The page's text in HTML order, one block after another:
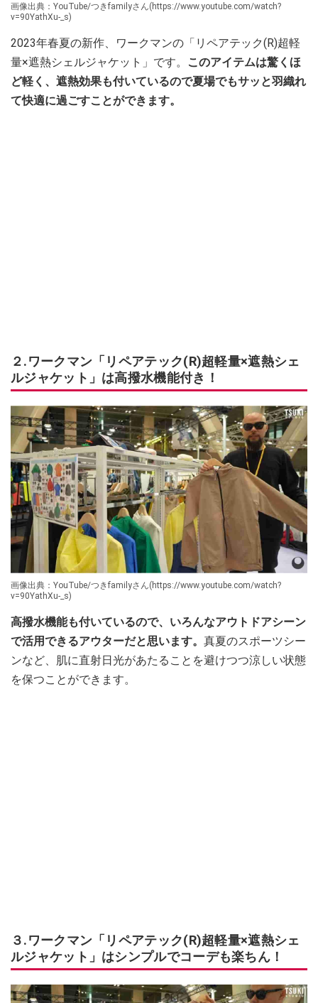
画像出典：YouTube/つきfamilyさん(https://www.youtube.com/watch?
v=90YathXu-_s)
2023年春夏の新作、ワークマンの「リペアテック(R)超軽
量×遮熱シェルジャケット」です。
このアイテムは驚くほ
ど軽く、遮熱効果も付いているので夏場でもサッと羽織れ
て快適に過ごすことができます。
２.ワークマン「リペアテック(R)超軽量×遮熱シェ
ルジャケット」は高撥水機能付き！
画像出典：YouTube/つきfamilyさん(https://www.youtube.com/watch?
v=90YathXu-_s)
高撥水機能も付いているので、いろんなアウトドアシーン
で活用できるアウターだと思います。 真夏のスポーツシー
ンなど、肌に直射日光があたることを避けつつ涼しい状態
を保つことができます。
３.ワークマン「リペアテック(R)超軽量×遮熱シェ
ルジャケット」はシンプルでコーデも楽ちん！